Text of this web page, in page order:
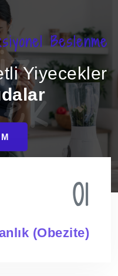
Beslenme
Yiyecekler
01
(Obezite)